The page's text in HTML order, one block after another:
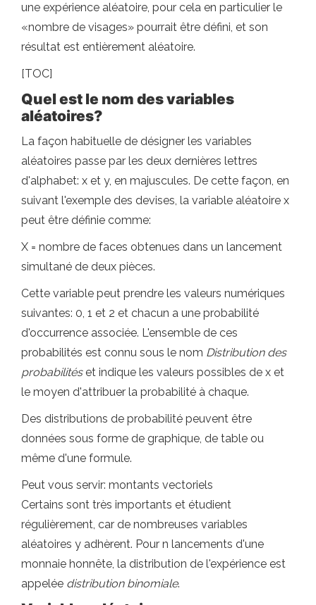
une expérience aléatoire, pour cela en particulier le
«nombre de visages» pourrait être défini, et son
résultat est entièrement aléatoire.
[TOC]
Quel est le nom des variables
aléatoires?
La façon habituelle de désigner les variables
aléatoires passe par les deux dernières lettres
d'alphabet: x et y, en majuscules. De cette façon, en
suivant l'exemple des devises, la variable aléatoire x
peut être définie comme:
X = nombre de faces obtenues dans un lancement
simultané de deux pièces.
Cette variable peut prendre les valeurs numériques
suivantes: 0, 1 et 2 et chacun a une probabilité
d'occurrence associée. L'ensemble de ces
probabilités est connu sous le nom Distribution des
probabilitéset indique les valeurs possibles de x et
le moyen d'attribuer la probabilité à chaque.
Des distributions de probabilité peuvent être
données sous forme de graphique, de table ou
même d'une formule.
Peut vous servir: montants vectoriels
Certains sont très importants et étudient
régulièrement, car de nombreuses variables
aléatoires y adhèrent. Pour n lancements d'une
monnaie honnête, la distribution de l'expérience est
appelée distribution binomiale.